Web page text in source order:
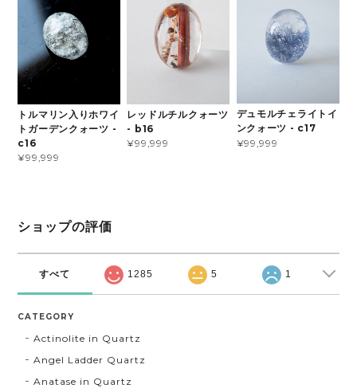
トルマリン入りホワイ
トガーデンクォーツ -
c16
¥99,999
レッドルチルクォーツ
- b16
¥99,999
デュモルチェライトイ
ンクォーツ - c17
¥99,999
ショップの評価
すべて 1285 5 1
CATEGORY
Actinolite in Quartz
Angel Ladder Quartz
Anatase in Quartz